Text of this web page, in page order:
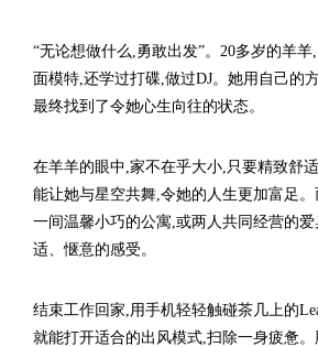
“无论想做什么,勇敢出发”。20多岁的羊
面模特,还学过打碟,做过DJ。她用自己的
最终找到了令她心生向往的状态。
在羊羊的眼中,家不在乎大小,只要精致舒
能让她与星空共舞,令她的人生更加富足。
一间温馨小巧的公寓,或两人共同经营的
适、惬意的感受。
结束工作回家,用手机轻轻触碰茶几上的
就能打开适合的出风模式,扫除一身疲惫